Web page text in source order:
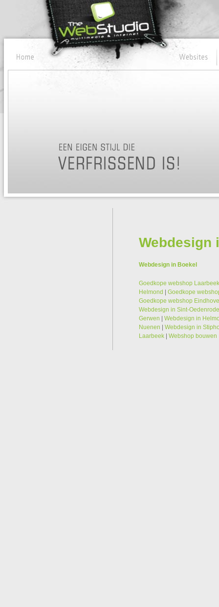
Webdesign
Webdesign in Boekel
Goedkope webshop Laarbeek
Helmond
Goedkope
Goedkope webshop
Webdesign in Sint-Oedenrode
Gerwen
Webdesign in
Nuenen
Webdesign in
Laarbeek
Webshop bouwen